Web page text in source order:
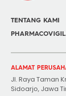
TENTANG KAMI
ALAMAT
Jl. Raya Taman
Sidoarjo, Jawa